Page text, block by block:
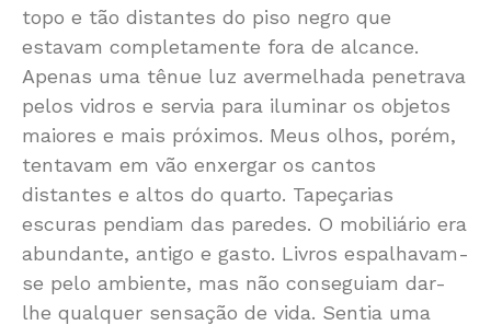
topo e tão distantes do piso negro que
estavam completamente fora de alcance.
Apenas uma tênue luz avermelhada penetrava
pelos vidros e servia para iluminar os objetos
maiores e mais próximos. Meus olhos, porém,
tentavam em vão enxergar os cantos
distantes e altos do quarto. Tapeçarias
escuras pendiam das paredes. O mobiliário era
abundante, antigo e gasto. Livros espalhavam-
se pelo ambiente, mas não conseguiam dar-
lhe qualquer sensação de vida. Sentia uma